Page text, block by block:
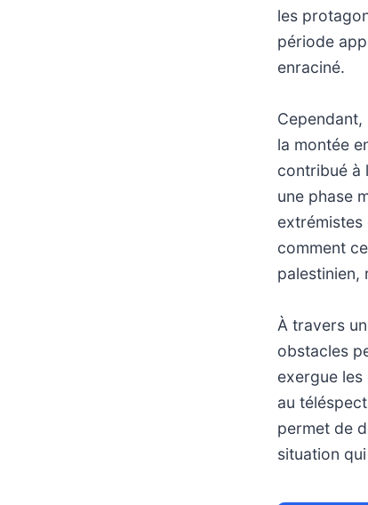
les
période
enraciné.
la montée
contribué à
une phase
extrémistes
comment
palestinien,
À travers
obstacles
exergue
au
permet de
situation